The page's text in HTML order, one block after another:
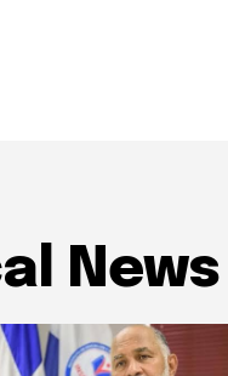
News